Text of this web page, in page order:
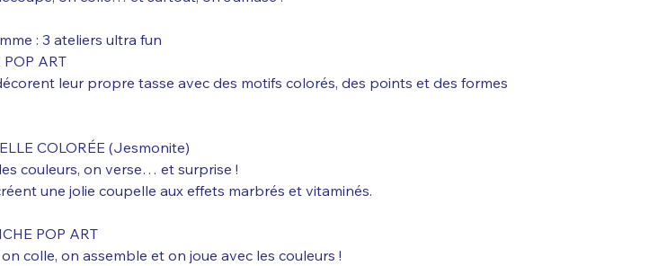
: 3 ateliers ultra fun
POP ART
leur propre tasse avec des motifs colorés, des points et des formes
COLORÉE (Jesmonite)
couleurs, on verse… et surprise !
une jolie coupelle aux effets marbrés et vitaminés.
POP ART
colle, on assemble et on joue avec les couleurs !